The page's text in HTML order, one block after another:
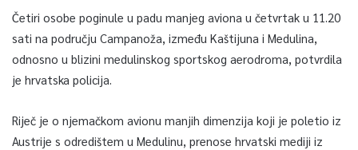
Četiri osobe poginule u padu manjeg aviona u četvrtak u 11.20
sati na području Campanoža, između Kaštijuna i Medulina,
odnosno u blizini medulinskog sportskog aerodroma, potvrdila
je hrvatska policija.
Riječ je o njemačkom avionu manjih dimenzija koji je poletio iz
Austrije s odredištem u Medulinu, prenose hrvatski mediji iz